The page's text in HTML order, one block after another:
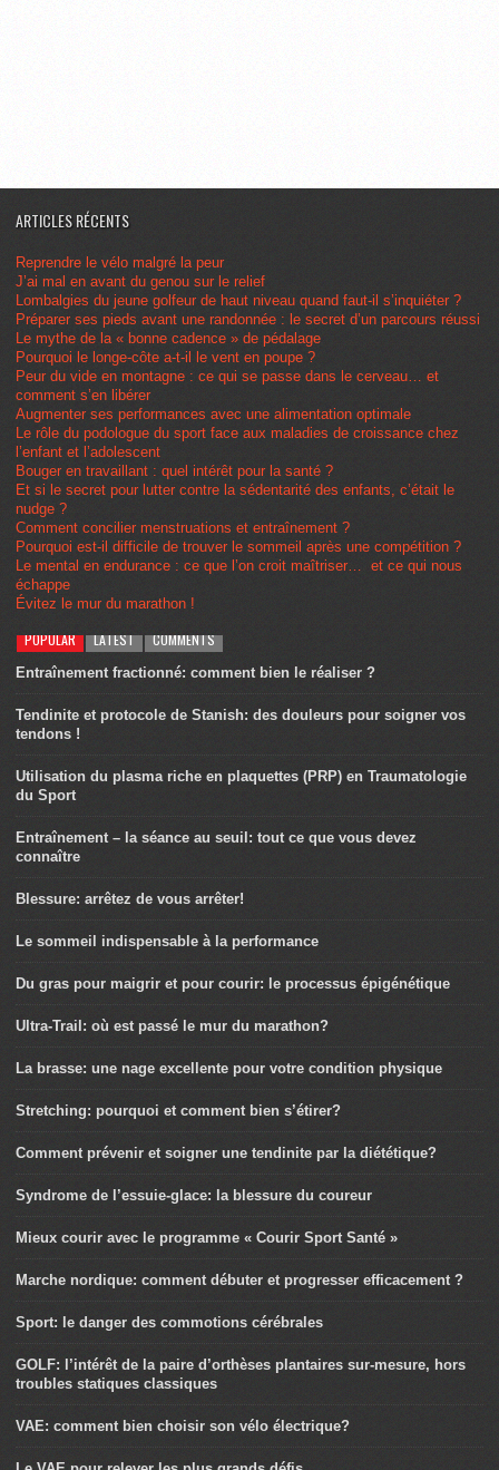
ARTICLES RÉCENTS
Reprendre le vélo malgré la peur
J’ai mal en avant du genou sur le relief
Lombalgies du jeune golfeur de haut niveau quand faut-il s’inquiéter ?
Préparer ses pieds avant une randonnée : le secret d’un parcours réussi
Le mythe de la « bonne cadence » de pédalage
Pourquoi le longe-côte a-t-il le vent en poupe ?
Peur du vide en montagne : ce qui se passe dans le cerveau… et
comment s’en libérer
Augmenter ses performances avec une alimentation optimale
Le rôle du podologue du sport face aux maladies de croissance chez
l’enfant et l’adolescent
Bouger en travaillant : quel intérêt pour la santé ?
Et si le secret pour lutter contre la sédentarité des enfants, c’était le
nudge ?
Comment concilier menstruations et entraînement ?
Pourquoi est-il difficile de trouver le sommeil après une compétition ?
Le mental en endurance : ce que l’on croit maîtriser… et ce qui nous
échappe
Évitez le mur du marathon !
POPULAR LATEST COMMENTS
Entraînement fractionné: comment bien le réaliser ?
Tendinite et protocole de Stanish: des douleurs pour soigner vos
tendons !
Utilisation du plasma riche en plaquettes (PRP) en Traumatologie
du Sport
Entraînement – la séance au seuil: tout ce que vous devez
connaître
Blessure: arrêtez de vous arrêter!
Le sommeil indispensable à la performance
Du gras pour maigrir et pour courir: le processus épigénétique
Ultra-Trail: où est passé le mur du marathon?
La brasse: une nage excellente pour votre condition physique
Stretching: pourquoi et comment bien s’étirer?
Comment prévenir et soigner une tendinite par la diététique?
Syndrome de l’essuie-glace: la blessure du coureur
Mieux courir avec le programme « Courir Sport Santé »
Marche nordique: comment débuter et progresser efficacement ?
Sport: le danger des commotions cérébrales
GOLF: l’intérêt de la paire d’orthèses plantaires sur-mesure, hors
troubles statiques classiques
VAE: comment bien choisir son vélo électrique?